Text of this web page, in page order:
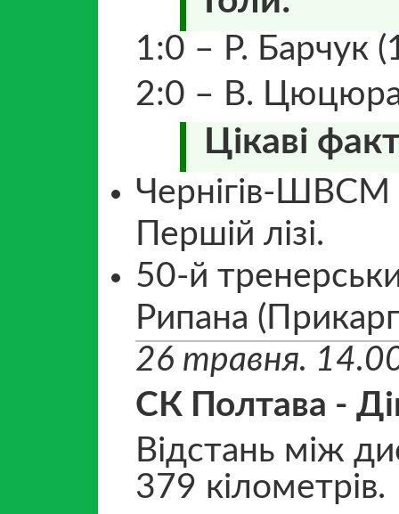
1:0 – Р. Барчук
2:0 – В.
Цікаві
Чернігів-ШВСМ
Першій лізі.
50-й
Рипана
26 травня.
СК Полтава -
Відстань між
379 кілометрів.